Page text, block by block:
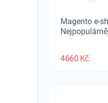
Magento e-
4660 Kč